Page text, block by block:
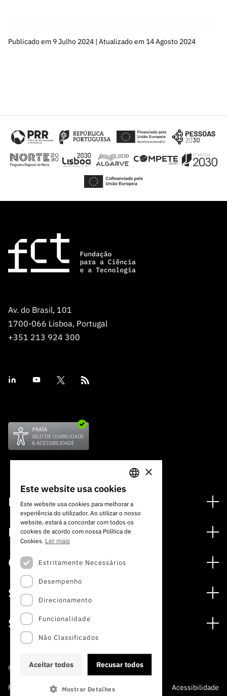
Publicado em 9 Julho 2024 | Atualizado em 14 Agosto 2024
Av. do Brasil, 101
1700-066 Lisboa, Portugal
+351 213 924 300
Financiamento
Programas de Financiamento
Internacional
Prémios
Media
Notas de Imprensa
Subscrever Newsletter
Subscrever Direct Mail de Concursos
Agenda
Publicações
Concursos
Concursos Abertos
Concursos Previstos
Concursos Fechados
Calendarização FCT 2026
Serviços
Serviços digitais: Tecnologia para o Conhecimento
Arquivo, Documentação e Informação
Acesso a dados estatísticos para fins científicos –
Sobre
A FCT
Estudos e Planeamento Estratégico
Documentos de Gestão
A FCT em Números
©2022 · Fundação para a Ciência e a Tecnologia
Política de Privacidade e Política de Acessibilidade
PORTUGUESE
ENGLISH
×
Este website usa cookies
Este website usa cookies para melhorar a
experiência do utilizador. Ao utilizar o nosso
website, estará a concordar com todos os
cookies de acordo com nossa Política de
Cookies. Ler mais
Estritamente Necessários
Desempenho
Direcionamento
Funcionalidade
Não Classificados
Aceitar todos Recusar todos
Mostrar Detalhes